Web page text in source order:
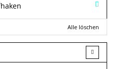
Alle löschen